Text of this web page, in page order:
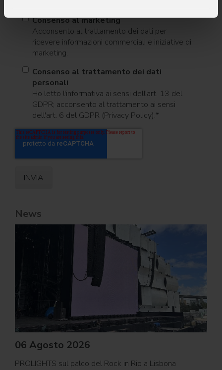
Consenso al marketing
Acconsento al trattamento dei dati per
ricevere informazioni commerciali e iniziative di
marketing.
Consenso al trattamento dei dati
personali
Ho letto l'informativa ai sensi dell'art. 13 del
GDPR; acconsento al trattamento ai sensi
dell'art. 6 del GDPR (Privacy Policy).*
News
06 Agosto 2026
PROLIGHTS sul palco del Rock in Rio a Lisbona